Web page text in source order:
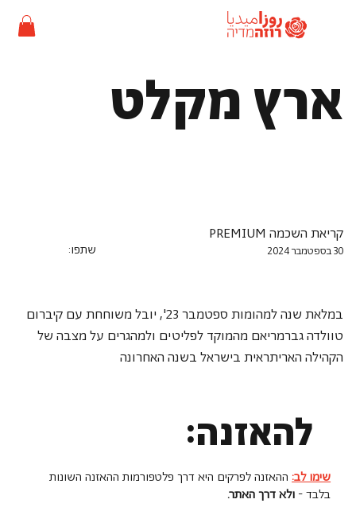
ארץ מקלט
שתפו:
קריאת השכמה PREMIUM
30 בספטמבר 2024
במלאת שנה למהומות ספטמבר 23', יובל משוחחת עם קיברום
טוולדה גברמריאם מהמוקד לפליטים ולמהגרים על מצבה של
הקהילה האריתראית בישראל בשנה האחרונה
להאזנה:
שימו לב: ההאזנה לפרקים היא דרך פלטפורמות ההאזנה השונות
בלבד - ולא דרך האתר.